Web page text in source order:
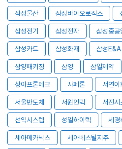
삼성물산 삼성바이오로직스
삼성전기 삼성전자 삼성중공
삼성카드 삼성화재 삼성E&A
삼양패키징 삼영 삼일제약
상아프론테크 샤페론 서연이
서울반도체 서원인텍 서진시
선익시스템 성일하이텍 세경
세아메카닉스 세아베스틸지주